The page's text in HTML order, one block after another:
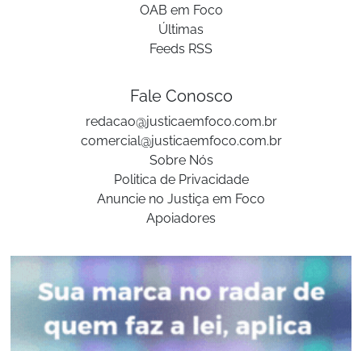
OAB em Foco
Últimas
Feeds RSS
Fale Conosco
redacao@justicaemfoco.com.br
comercial@justicaemfoco.com.br
Sobre Nós
Politica de Privacidade
Anuncie no Justiça em Foco
Apoiadores